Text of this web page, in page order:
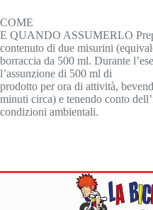
COME
E QUANDO ASSUMERLO
contenuto di due misurini
borraccia da 500 ml. Durante
l’assunzione di 500 ml di
prodotto per ora di attività,
minuti circa) e tenendo conto
condizioni ambientali.